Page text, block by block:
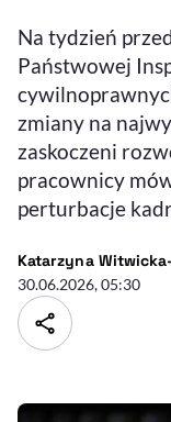
Sprawdź, jak i
Deklaracja
Na tydzień
Państwowej
zmiany na
zaskoczeni
pracownicy
perturbacje
Katarzyna
30.06.2026, 05:30